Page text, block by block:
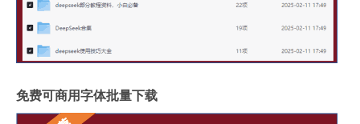
免费可商用字体批量下载